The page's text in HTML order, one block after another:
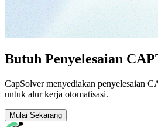
Butuh Penyelesaian
CapSolver menyediakan penyelesaian
untuk alur kerja otomatisasi.
Mulai Sekarang